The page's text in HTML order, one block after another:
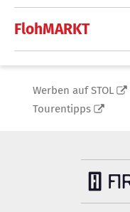
FlohMARKT
Werben auf STOL
Tourentipps